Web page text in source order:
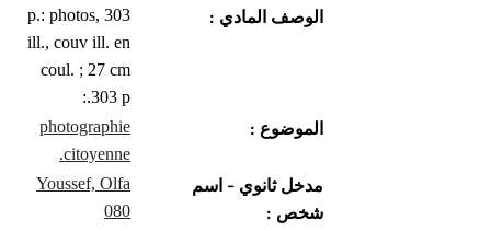
الوصف المادي :
303 p.: photos,
ill., couv ill. en
coul. ; 27 cm
303 p.:
الموضوع :
photographie
citoyenne.
مدخل ثانوي - اسم
شخص :
Youssef, Olfa
080